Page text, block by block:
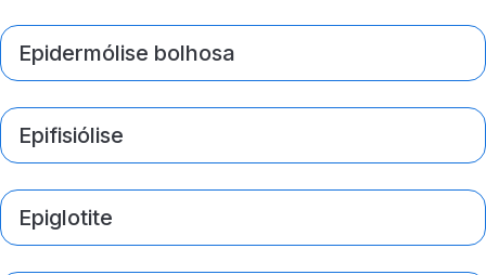
Epidermólise bolhosa
Epifisiólise
Epiglotite